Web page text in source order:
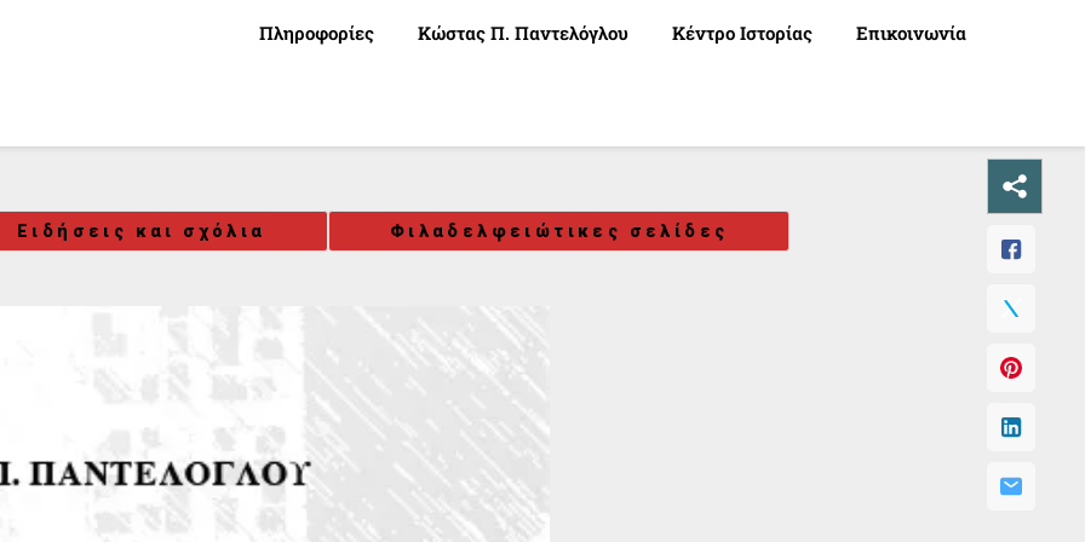
Πληροφορίες Κώστας Π. Παντελόγλου Κέντρο Ιστορίας Επικοινωνία
Ειδήσεις και σχόλια Φιλαδελφειώτικες σελίδες